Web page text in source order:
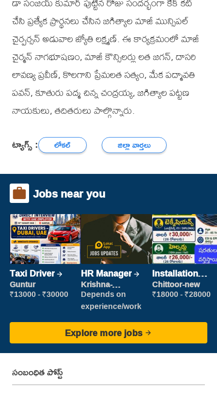
చేసి ప్రత్యేక ప్రార్థనలు చేసిన జగిత్యాల మాజీ మున్సిపల్
చైర్పర్సన్ అడువాల జ్యోతి లక్ష్మణ్. ఈ కార్యక్రమంలో మాజీ
చైర్మన్ నాగభూషణం, మాజీ కౌన్సిలర్లు లత జగన్, దాసరి
లావణ్య ప్రవీణ్, కొలగాని ప్రేమలత సత్యం, మేక పద్మావతి
పవన్, కూతురు పద్మ చిన్న చంద్రయ్య, జగిత్యాల పట్టణ
నాయకులు, తదితరులు పాల్గొన్నారు.
ట్యాగ్స్ : లోకల్ జిల్లా వార్తలు
Jobs near you
Taxi Driver
Guntur
₹13000 - ₹30000
HR Manager
Krishna-
vijayawada
Depends on
experience/work
Installation
Engineer/
Helper
Chittoor-new
₹18000 - ₹28000
Explore more jobs
సంబంధిత పోస్ట్